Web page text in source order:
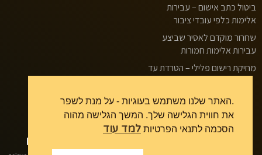
ביטול כתב אישום – עבירות
אלימות כלפי עובדי ציבור
שחרור מוקדם לאסיר שביצע
עבירות אלימות חמורות
מחיקת רישום פלילי – הטרדת עד
EMAIL
.האתר שלנו משתמש בעוגיות - על מנת לשפר
את חווית הגלישה שלך. המשך הגלישה מהוה
הסכמה לתנאי הפרטיות למד עוד